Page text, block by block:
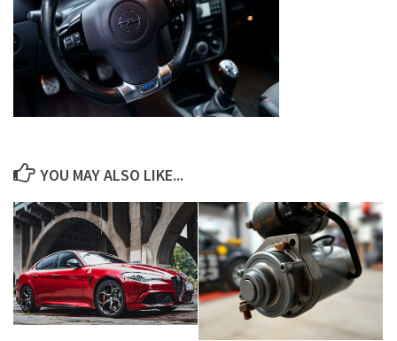
YOU MAY ALSO LIKE...